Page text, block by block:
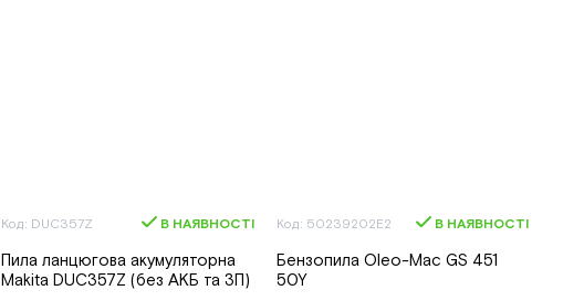
Код: DUC357Z В НАЯВНОСТІ
Пила ланцюгова акумуляторна
Makita DUC357Z (без АКБ та ЗП)
Код: 50239202E2 В НАЯВНОСТІ
Бензопила Oleo-Mac GS 451
50Y